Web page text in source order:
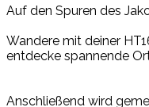
Auf den Spuren des
Wandere mit deiner
entdecke spannende
Anschließend wird